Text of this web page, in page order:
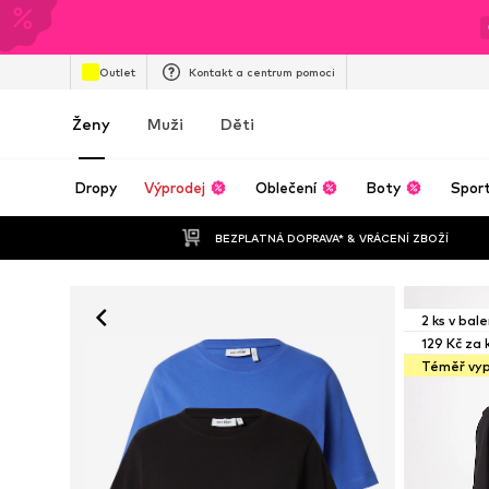
Outlet Kontakt a centrum pomoci
Ženy Muži Děti
Dropy Výprodej Oblečení Boty Sport
BEZPLATNÁ DOPRAVA* & VRÁCENÍ ZBOŽÍ
2 ks v
129 Kč za
Téměř